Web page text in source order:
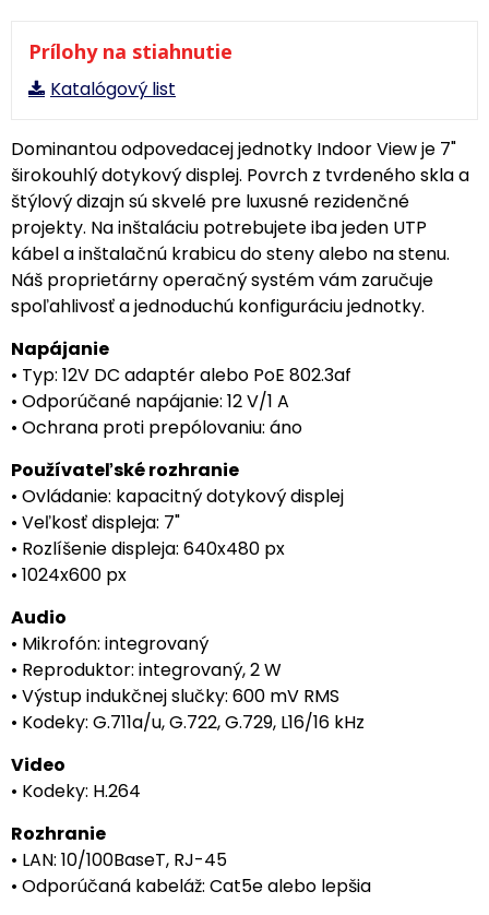
Prílohy na stiahnutie
Katalógový list
Dominantou odpovedacej jednotky Indoor View je 7"
širokouhlý dotykový displej. Povrch z tvrdeného skla a
štýlový dizajn sú skvelé pre luxusné rezidenčné
projekty. Na inštaláciu potrebujete iba jeden UTP
kábel a inštalačnú krabicu do steny alebo na stenu.
Náš proprietárny operačný systém vám zaručuje
spoľahlivosť a jednoduchú konfiguráciu jednotky.
Napájanie
• Typ: 12V DC adaptér alebo PoE 802.3af
• Odporúčané napájanie: 12 V/1 A
• Ochrana proti prepólovaniu: áno
Používateľské rozhranie
• Ovládanie: kapacitný dotykový displej
• Veľkosť displeja: 7"
• Rozlíšenie displeja: 640x480 px
• 1024x600 px
Audio
• Mikrofón: integrovaný
• Reproduktor: integrovaný, 2 W
• Výstup indukčnej slučky: 600 mV RMS
• Kodeky: G.711a/u, G.722, G.729, L16/16 kHz
Video
• Kodeky: H.264
Rozhranie
• LAN: 10/100BaseT, RJ-45
• Odporúčaná kabeláž: Cat5e alebo lepšia